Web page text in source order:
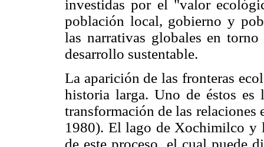
investidas por el "valor
población local, gobierno y
las narrativas globales en
desarrollo sustentable.
La aparición de las fronteras
historia larga. Uno de éstos
transformación de las
1980). El lago de Xochimilco y
de este proceso, el cual puede